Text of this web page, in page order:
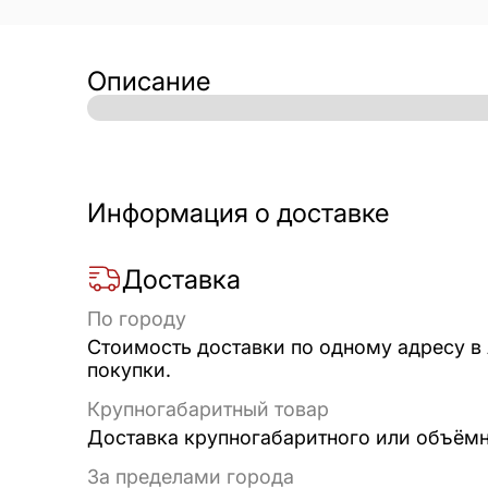
Описание
Информация о доставке
Доставка
По городу
Стоимость доставки по одному адресу
покупки.
Крупногабаритный товар
Доставка крупногабаритного или
За пределами города